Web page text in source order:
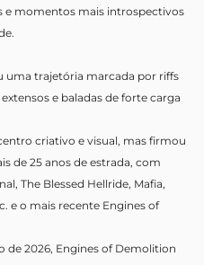
e momentos mais introspectivos
uma trajetória marcada por riffs
e baladas de forte carga
criativo e visual, mas firmou
de 25 anos de estrada, com
The Blessed Hellride, Mafia,
e o mais recente Engines of
2026, Engines of Demolition